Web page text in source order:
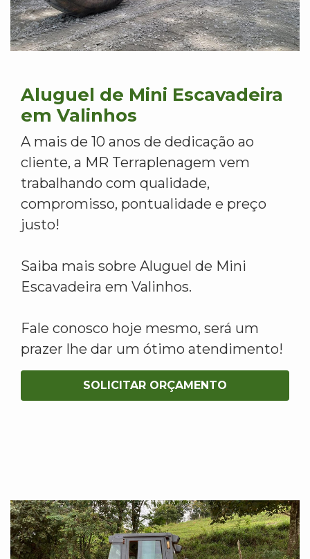
Aluguel de Mini Escavadeira
em Valinhos
A mais de 10 anos de dedicação ao
cliente, a MR Terraplenagem vem
trabalhando com qualidade,
compromisso, pontualidade e preço
justo!
Saiba mais sobre Aluguel de Mini
Escavadeira em Valinhos.
Fale conosco hoje mesmo, será um
prazer lhe dar um ótimo atendimento!
SOLICITAR ORÇAMENTO